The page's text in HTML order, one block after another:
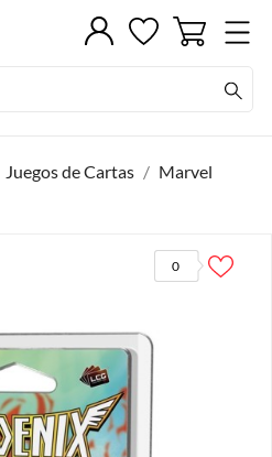
Juegos de Cartas
Marvel
0